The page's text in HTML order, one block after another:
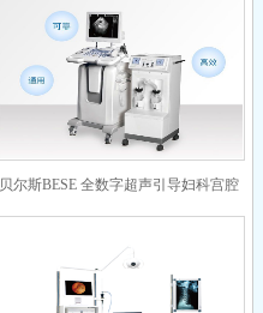
贝尔斯BESE 全数字超声引导妇科宫腔
手术仪 BLS-700B